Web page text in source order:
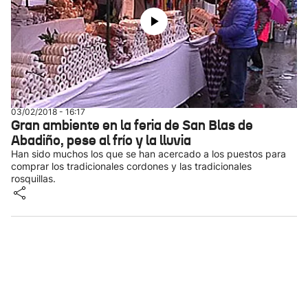
03/02/2018 - 16:17
Gran ambiente en la feria de San Blas de
Abadiño, pese al frío y la lluvia
Han sido muchos los que se han acercado a los puestos para
comprar los tradicionales cordones y las tradicionales
rosquillas.